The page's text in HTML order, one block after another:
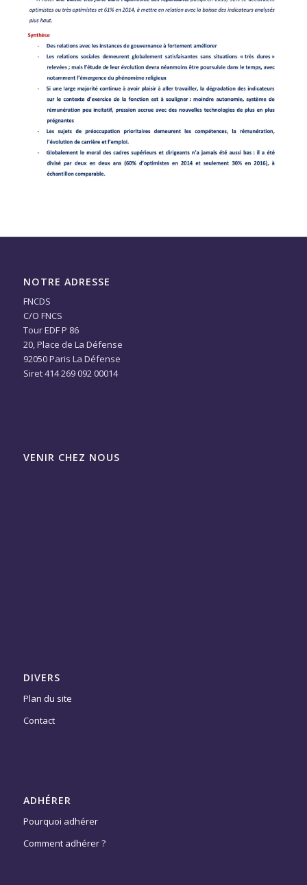
NOTRE ADRESSE
FNCDS
C/O FNCS
Tour EDF P 86
20, Place de La Défense
92050 Paris La Défense
Siret 414 269 092 00014
VENIR CHEZ NOUS
DIVERS
Plan du site
Contact
ADHÉRER
Pourquoi adhérer
Comment adhérer ?